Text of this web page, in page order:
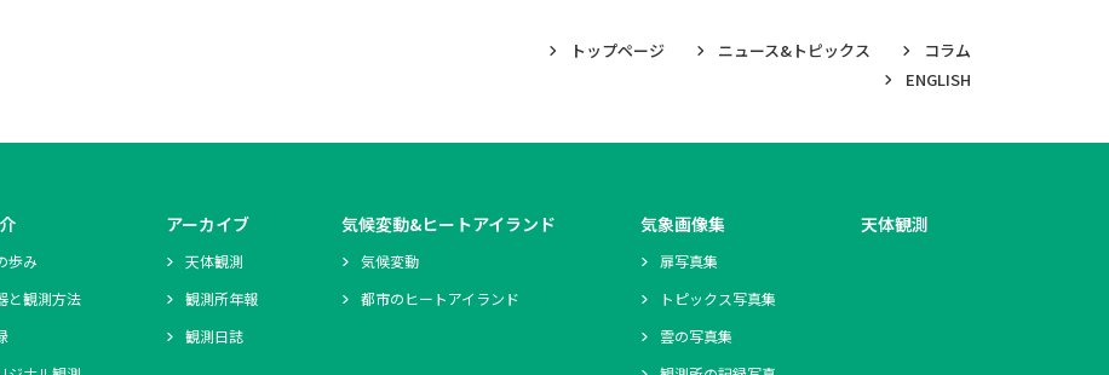
トップページ ニュース&トピックス
コラム
ENGLISH
歩み
と観測方法
アーカイブ
天体観測
観測所年報
観測日誌
気候変動&ヒートアイランド
気候変動
都市のヒートアイランド
気象画像集
扉写真集
トピックス写真集
雲の写真集
天体観測